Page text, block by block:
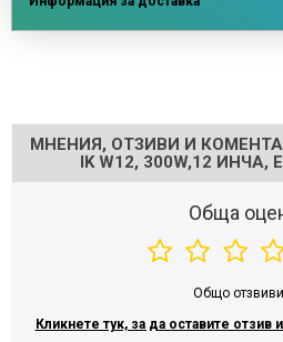
МНЕНИЯ, ОТЗИВИ И
IK W12, 300W,12
Обща
Общо
Кликнете тук, за да оставите